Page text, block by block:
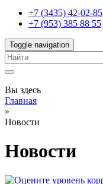
+7 (3435) 42-02-85
+7 (953) 385 88 55
Toggle navigation
Вы здесь
Главная
»
Новости
Новости